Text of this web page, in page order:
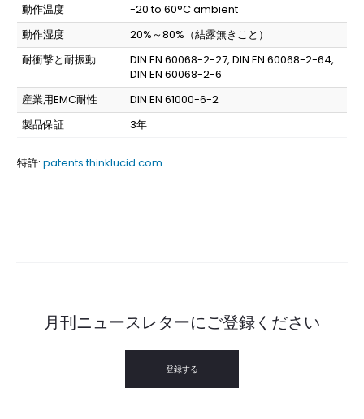
動作温度
-20 to 60°C ambient
動作湿度
20%～80%（結露無きこと）
耐衝撃と耐振動
DIN EN 60068-2-27, DIN EN 60068-2-64,
DIN EN 60068-2-6
産業用EMC耐性
DIN EN 61000-6-2
製品保証
3年
特許: patents.thinklucid.com
月刊ニュースレターにご登録ください
登録する